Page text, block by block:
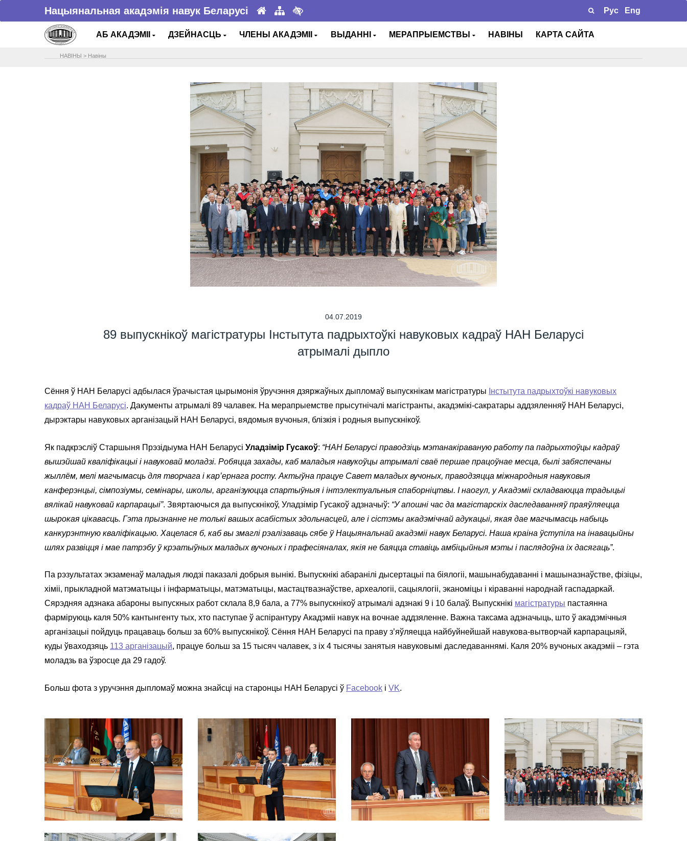
Нацыянальная акадэмія навук Беларусі Рус Eng
АБ АКАДЭМІІ ДЗЕЙНАСЦЬ ЧЛЕНЫ АКАДЭМІІ ВЫДАННІ МЕРАПРЫЕМСТВЫ НАВІНЫ КАРТА САЙТА
НАВIНЫ > Навіны
04.07.2019
89 выпускнікоў магістратуры Інстытута падрыхтоўкі навуковых кадраў НАН Беларусі
атрымалі дыпло
Сёння ў НАН Беларусі адбылася ўрачыстая цырымонія ўручэння дзяржаўных дыпломаў выпускнікам магістратуры Інстытута падрыхтоўкі навуковых
кадраў НАН Беларусі. Дакументы атрымалі 89 чалавек. На мерапрыемстве прысутнічалі магістранты, акадэмікі-сакратары аддзяленняў НАН Беларусі,
дырэктары навуковых арганізацый НАН Беларусі, вядомыя вучоныя, блізкія і родныя выпускнікоў.
Як падкрэсліў Старшыня Прэзідыума НАН Беларусі Уладзімір Гусакоў: “НАН Беларусі праводзіць мэтанакіраваную работу па падрыхтоўцы кадраў
вышэйшай кваліфікацыі і навуковай моладзі. Робяцца захады, каб маладыя навукоўцы атрымалі сваё першае працоўнае месца, былі забяспечаны
жыллём, мелі магчымасць для творчага і кар’ернага росту. Актыўна працуе Савет маладых вучоных, праводзяцца міжнародныя навуковыя
канферэнцыі, сімпозіумы, семінары, школы, арганізуюцца спартыўныя і інтэлектуальныя спаборніцтвы. І наогул, у Акадэміі складваюцца традыцыі
вялікай навуковай карпарацыі”. Звяртаючыся да выпускнікоў, Уладзімір Гусакоў адзначыў: “У апошні час да магістарскіх даследаванняў праяўляецца
шырокая цікавасць. Гэта прызнанне не толькі вашых асабістых здольнасцей, але і сістэмы акадэмічнай адукацыі, якая дае магчымасць набыць
канкурэнтную кваліфікацыю. Хацелася б, каб вы змаглі рэалізаваць сябе ў Нацыянальнай акадэміі навук Беларусі. Наша краіна ўступіла на інавацыйны
шлях развіцця і мае патрэбу ў крэатыўных маладых вучоных і прафесіяналах, якія не баяцца ставіць амбіцыйныя мэты і паслядоўна іх дасягаць”.
Па рэзультатах экзаменаў маладыя людзі паказалі добрыя вынікі. Выпускнікі абаранілі дысертацыі па біялогіі, машынабудаванні і машыназнаўстве, фізіцы,
хіміі, прыкладной матэматыцы і інфарматыцы, матэматыцы, мастацтвазнаўстве, археалогіі, сацыялогіі, эканоміцы і кіраванні народнай гаспадаркай.
Сярэдняя адзнака абароны выпускных работ склала 8,9 бала, а 77% выпускнікоў атрымалі адзнакі 9 і 10 балаў. Выпускнікі магістратуры пастаянна
фарміруюць каля 50% кантынгенту тых, хто паступае ў аспірантуру Акадэміі навук на вочнае аддзяленне. Важна таксама адзначыць, што ў акадэмічныя
арганізацыі пойдуць працаваць больш за 60% выпускнікоў. Сёння НАН Беларусі па праву з’яўляецца найбуйнейшай навукова-вытворчай карпарацыяй,
куды ўваходзяць 113 арганізацый, працуе больш за 15 тысяч чалавек, з іх 4 тысячы занятыя навуковымі даследаваннямі. Каля 20% вучоных акадэміі – гэта
моладзь ва ўзросце да 29 гадоў.
Больш фота з уручэння дыпломаў можна знайсці на старонцы НАН Беларусі ў Facebook і VK.